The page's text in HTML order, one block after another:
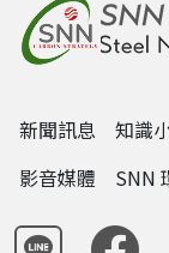
新聞訊息
知識
影音媒體
SNN